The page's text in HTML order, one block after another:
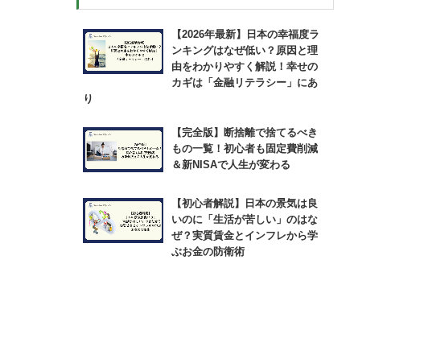
【2026年最新】日本の幸福度ラ
ンキングはなぜ低い？原因と理
由をわかりやすく解説！幸せの
カギは「金融リテラシー」にあ
り
【完全版】断捨離で捨てるべき
もの一覧！初心者も固定費削減
＆新NISAで人生が変わる
【初心者解説】日本の景気は良
いのに「生活が苦しい」のはな
ぜ？実質賃金とインフレから学
ぶお金の防衛術